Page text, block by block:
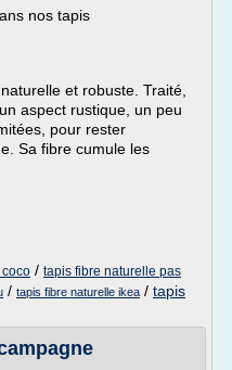
nos tapis
et robuste. Traité,
aspect rustique, un peu
pour rester
Sa fibre cumule les
/ tapis fibre naturelle pas
/ tapis fibre naturelle ikea / tapis